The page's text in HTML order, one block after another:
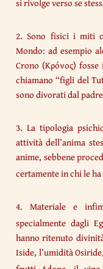
si rivolge verso se
2. Sono fisici i miti
Mondo: ad esempio
Crono (Κρόνος)
chiamano “figli del
sono divorati dal
3. La tipologia
attività dell’anima
anime, sebbene
certamente in chi le
4. Materiale e
specialmente dagli
hanno ritenuto
Iside, l’umidità